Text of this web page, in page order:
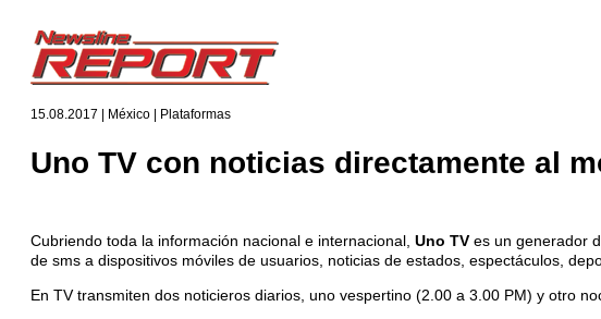
15.08.2017 | México | Plataformas
Uno TV con noticias directamente al
Cubriendo toda la información nacional e internacional, Uno TV es un generador
de sms a dispositivos móviles de usuarios, noticias de estados, espectáculos,
En TV transmiten dos noticieros diarios, uno vespertino (2.00 a 3.00 PM) y otro